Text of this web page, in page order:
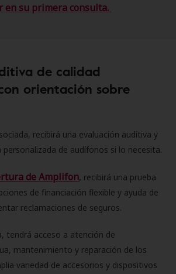
en su primera consulta.
de calidad
orientación sobre
recibirá una evaluación auditiva y
de audífonos si lo necesita.
de Amplifon, recibirá una prueba
de financiación flexible y ayuda de
reclamaciones de seguros.
tendrá acceso a atención de
mantenimiento y reparación de los
variedad de accesorios y dispositivos